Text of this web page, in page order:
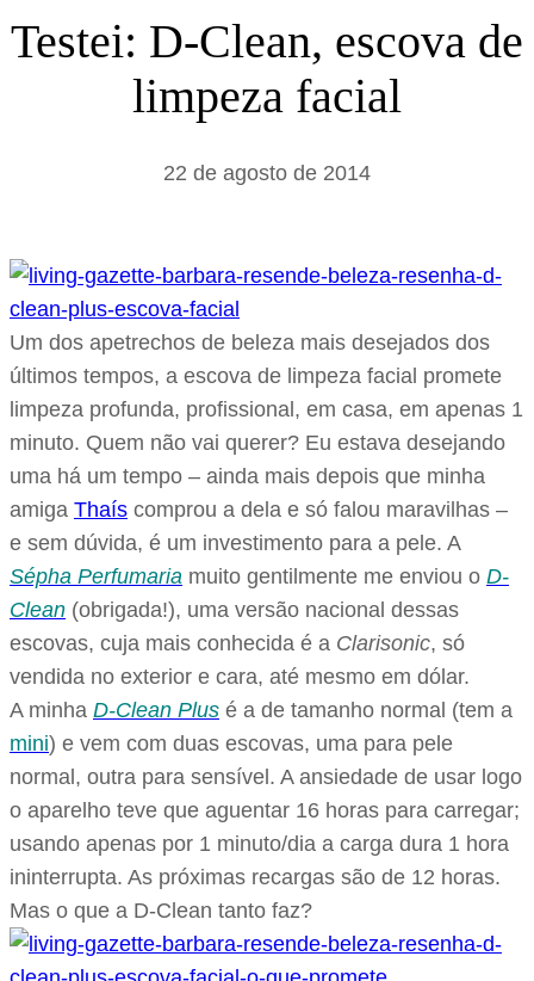
a
Testei: D-Clean, escova de
limpeza facial
22 de agosto de 2014
Um dos apetrechos de beleza mais desejados dos
últimos tempos, a escova de limpeza facial promete
limpeza profunda, profissional, em casa, em apenas 1
minuto. Quem não vai querer? Eu estava desejando
uma há um tempo – ainda mais depois que minha
amiga Thaís comprou a dela e só falou maravilhas –
e sem dúvida, é um investimento para a pele. A
Sépha Perfumaria muito gentilmente me enviou o D-
Clean (obrigada!), uma versão nacional dessas
escovas, cuja mais conhecida é a Clarisonic, só
vendida no exterior e cara, até mesmo em dólar.
A minha D-Clean Plus é a de tamanho normal (tem a
mini) e vem com duas escovas, uma para pele
normal, outra para sensível. A ansiedade de usar logo
o aparelho teve que aguentar 16 horas para carregar;
usando apenas por 1 minuto/dia a carga dura 1 hora
ininterrupta. As próximas recargas são de 12 horas.
Mas o que a D-Clean tanto faz?